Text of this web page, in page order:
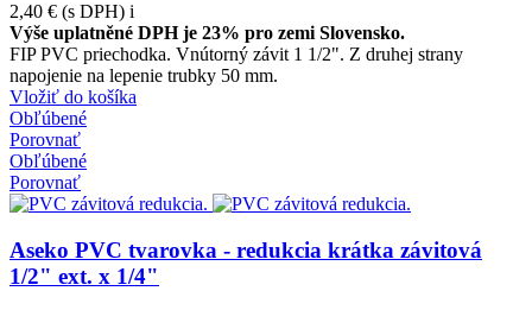
2,40 € (s DPH) i
Výše uplatněné DPH je 23% pro zemi Slovensko.
FIP PVC priechodka. Vnútorný závit 1 1/2". Z druhej strany
napojenie na lepenie trubky 50 mm.
Vložiť do košíka
Obľúbené
Porovnať
Obľúbené
Porovnať
Aseko PVC tvarovka - redukcia krátka závitová
1/2" ext. x 1/4"